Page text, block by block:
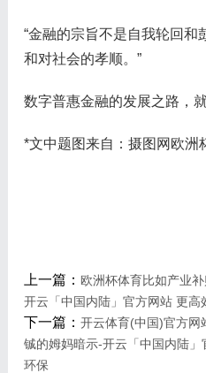
“金融的宗旨不是自我轮回和
和对社会的孝顺。”
数字普惠金融的发展之路，
*文中题图来自：摄图网欧洲
上一篇： 欧洲杯体育比如产业
开云「中国内陆」官方网站 更高
下一篇： 开云体育(中国)官方网
铖的姆妈暗示-开云「中国内陆
环保